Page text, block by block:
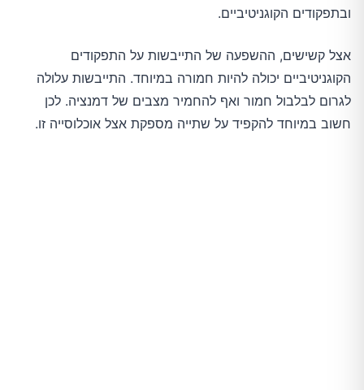
ובתפקודים הקוגניטיביים.
אצל קשישים, ההשפעה של התייבשות על התפקודים
הקוגניטיביים יכולה להיות חמורה במיוחד. התייבשות עלולה
לגרום לבלבול חמור ואף להחמיר מצבים של דמנציה. לכן
חשוב במיוחד להקפיד על שתייה מספקת אצל אוכלוסייה זו.